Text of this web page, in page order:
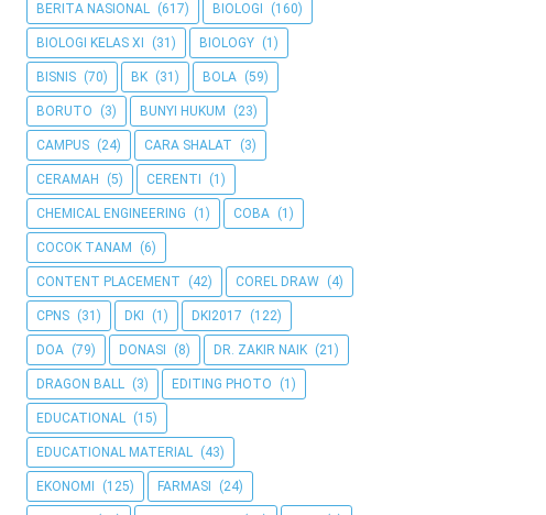
BERITA NASIONAL (617) BIOLOGI (160)
BIOLOGI KELAS XI (31) BIOLOGY (1)
BISNIS (70) BK (31) BOLA (59)
BORUTO (3) BUNYI HUKUM (23)
CAMPUS (24) CARA SHALAT (3)
CERAMAH (5) CERENTI (1)
CHEMICAL ENGINEERING (1) COBA (1)
COCOK TANAM (6)
CONTENT PLACEMENT (42) COREL DRAW (4)
CPNS (31) DKI (1) DKI2017 (122)
DOA (79) DONASI (8) DR. ZAKIR NAIK (21)
DRAGON BALL (3) EDITING PHOTO (1)
EDUCATIONAL (15)
EDUCATIONAL MATERIAL (43)
EKONOMI (125) FARMASI (24)